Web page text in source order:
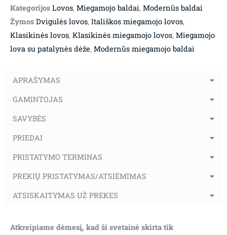
Kategorijos Lovos, Miegamojo baldai, Modernūs baldai
Žymos Dvigulės lovos, Itališkos miegamojo lovos,
Klasikinės lovos, Klasikinės miegamojo lovos, Miegamojo
lova su patalynės dėže, Modernūs miegamojo baldai
APRAŠYMAS
GAMINTOJAS
SAVYBĖS
PRIEDAI
PRISTATYMO TERMINAS
PREKIŲ PRISTATYMAS/ATSIĖMIMAS
ATSISKAITYMAS UŽ PREKES
Atkreipiame dėmesį, kad ši svetainė skirta tik